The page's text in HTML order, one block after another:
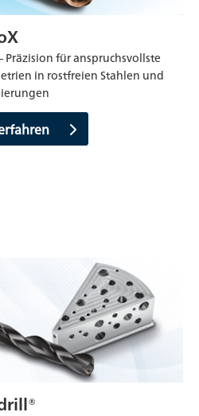
Präzision für anspruchsvollste
in rostfreien Stahlen und